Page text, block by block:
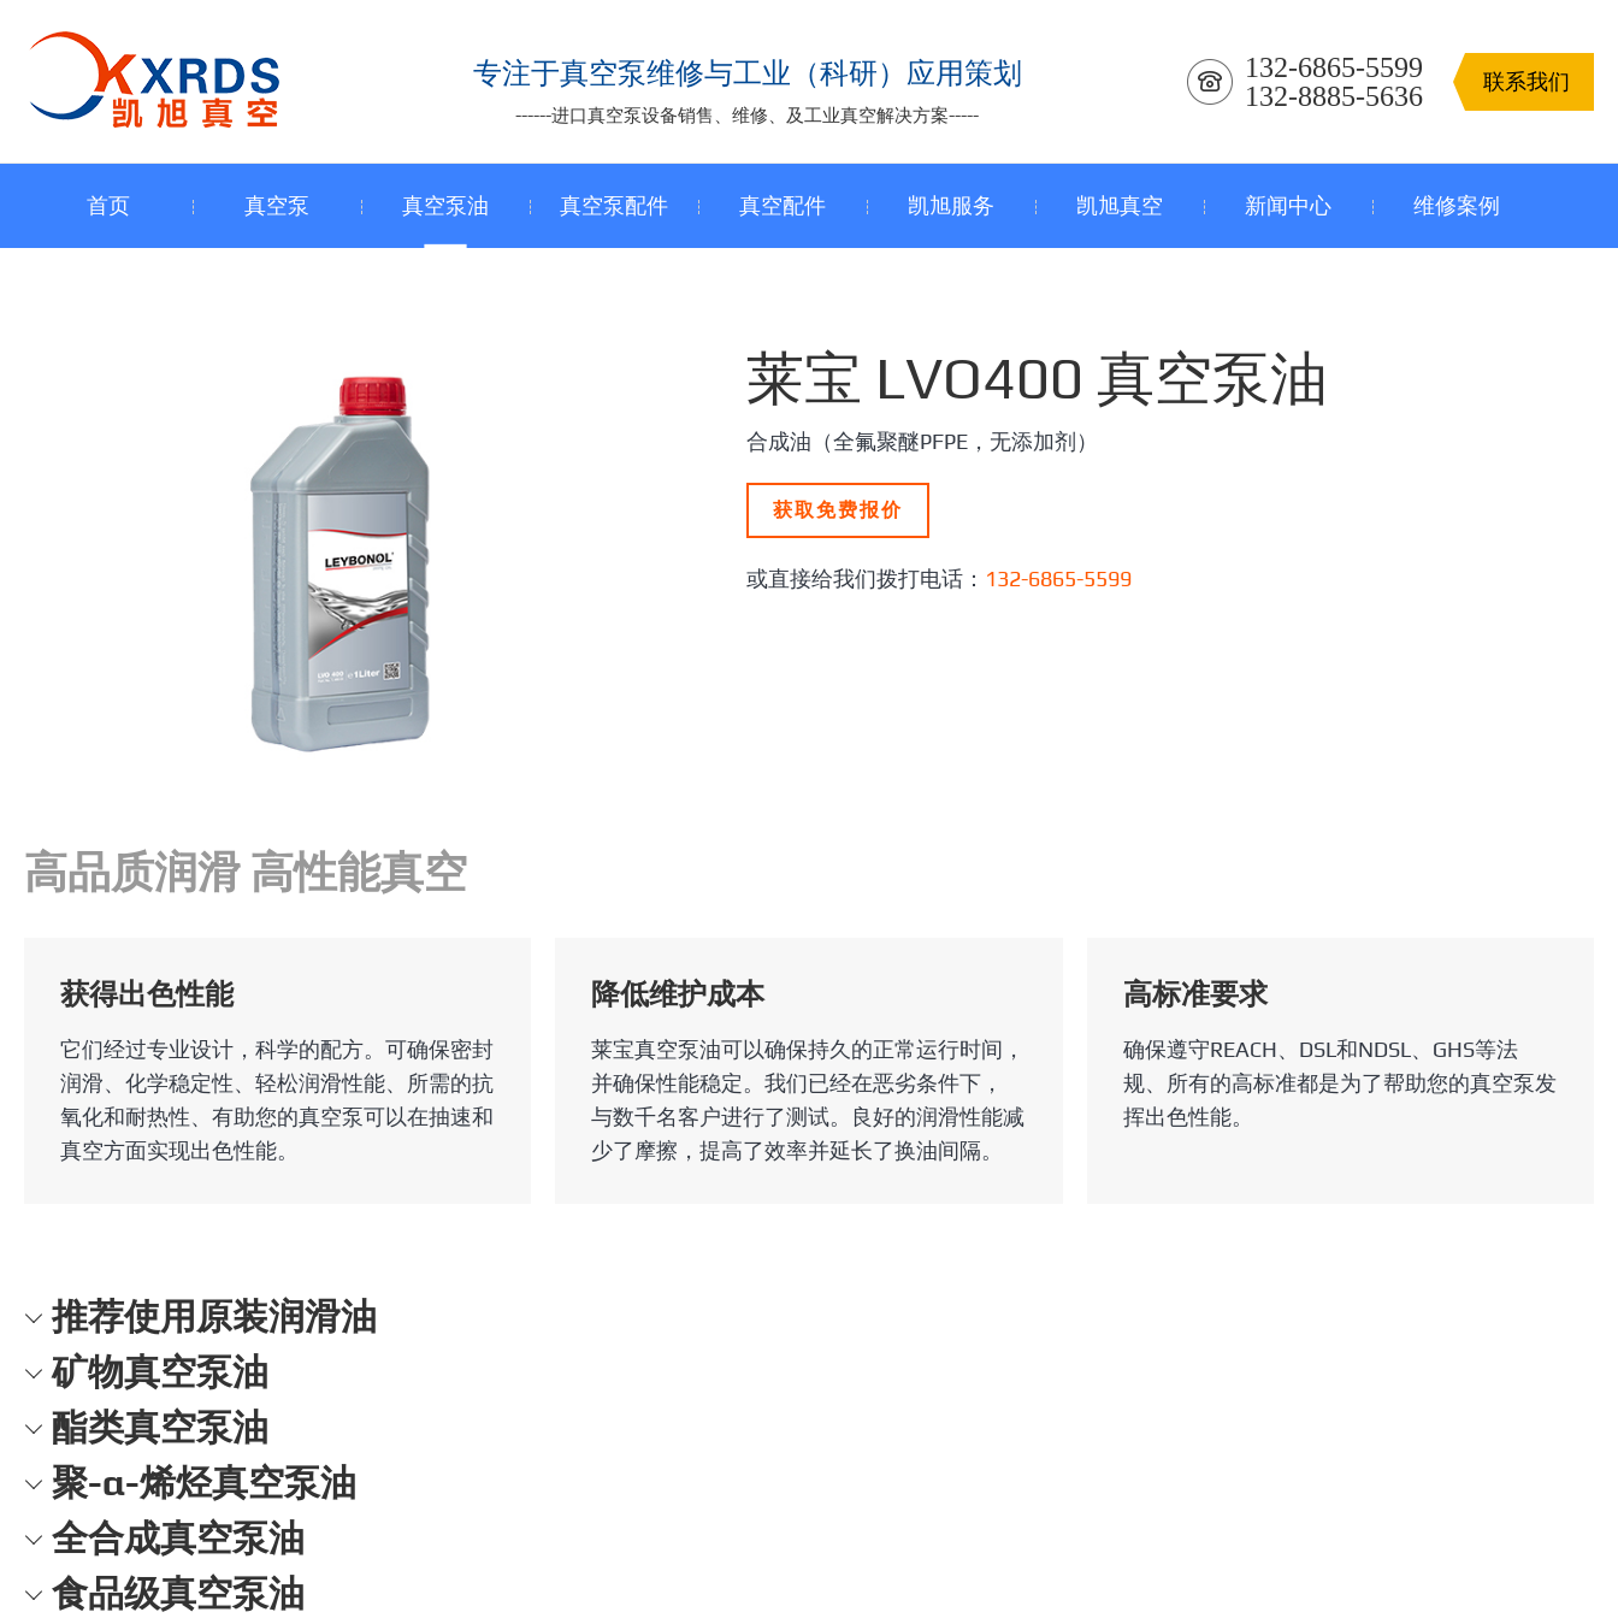
专注于真空泵维修与工业（科研）应用策划
------进口真空泵设备销售、维修、及工业真空解决方案-----
132-6865-5599
132-8885-5636
联系我们
首页 真空泵 真空泵油 真空泵配件 真空配件 凯旭服务 凯旭真空 新闻中心 维修案例
莱宝 LVO400 真空泵油
合成油（全氟聚醚PFPE，无添加剂）
获取免费报价
或直接给我们拨打电话： 132-6865-5599
高品质润滑 高性能真空
获得出色性能
它们经过专业设计，科学的配方。可确保密封
润滑、化学稳定性、轻松润滑性能、所需的抗
氧化和耐热性、有助您的真空泵可以在抽速和
真空方面实现出色性能。
降低维护成本
莱宝真空泵油可以确保持久的正常运行时间，
并确保性能稳定。我们已经在恶劣条件下，
与数千名客户进行了测试。良好的润滑性能减
少了摩擦，提高了效率并延长了换油间隔。
高标准要求
确保遵守REACH、DSL和NDSL、GHS等法
规、所有的高标准都是为了帮助您的真空泵发
挥出色性能。
推荐使用原装润滑油
矿物真空泵油
酯类真空泵油
聚-α-烯烃真空泵油
全合成真空泵油
食品级真空泵油